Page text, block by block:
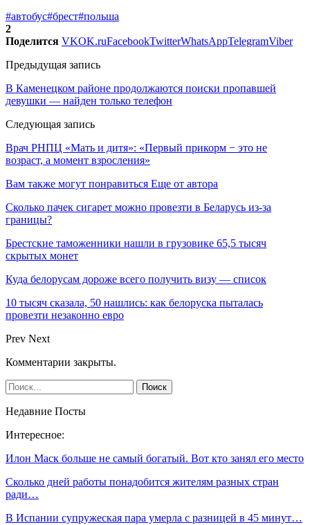
#автобус#брест#польша
2
Поделится VKOK.ruFacebookTwitterWhatsAppTelegramViber
Предыдущая запись
В Каменецком районе продолжаются поиски пропавшей
девушки — найден только телефон
Следующая запись
Врач РНПЦ «Мать и дитя»: «Первый прикорм − это не
возраст, а момент взросления»
Вам также могут понравиться Еще от автора
Сколько пачек сигарет можно провезти в Беларусь из-за
границы?
Брестские таможенники нашли в грузовике 65,5 тысяч
скрытых монет
Куда белорусам дороже всего получить визу — список
10 тысяч сказала, 50 нашлись: как белоруска пыталась
провезти незаконно евро
Prev Next
Комментарии закрыты.
Недавние Посты
Интересное:
Илон Маск больше не самый богатый. Вот кто занял его место
Сколько дней работы понадобится жителям разных стран
ради…
В Испании супружеская пара умерла с разницей в 45 минут…